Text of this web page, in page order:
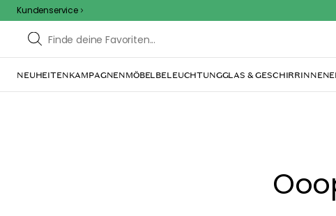
Kundenservice
NEUHEITENKAMPAGNENMÖBELBELEUCHTUNGGLAS & GESCHIRR